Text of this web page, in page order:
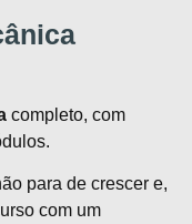
completo, com
para de crescer e,
com um